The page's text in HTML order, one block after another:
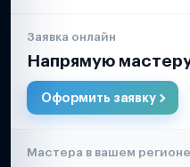
Заявка онлайн
Напрямую
Оформить заявку
Мастера в вашем регионе